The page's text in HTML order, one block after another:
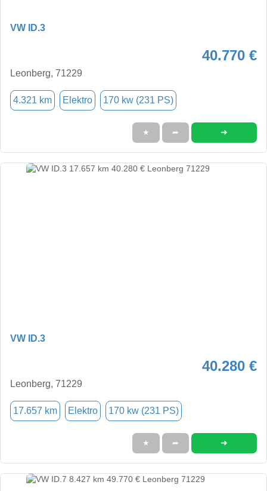
VW ID.3
40.770 €
Leonberg, 71229
4.321 km Elektro 170 kw (231 PS)
★ ➦ ➜
VW ID.3
40.280 €
Leonberg, 71229
17.657 km Elektro 170 kw (231 PS)
★ ➦ ➜